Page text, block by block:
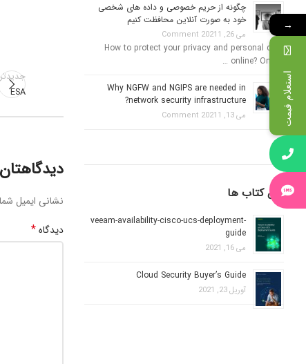
جدیدتر
ESA
نشانی ایمیل
دیدگاه*
چگونه از حریم خصوصی و داده های شخصی
خود به صورت آنلاین محافظت کنیم
می 26, 2021 1 Comment
How to protect your privacy and personal data
online? Online …
Why NGFW and NGIPS are needed in
network security infrastructure?
می 13, 2021 1 Comment
آخرین کتاب ها
veeam-availability-cisco-ucs-deployment-
guide
می 16, 2021
Cloud Security Buyer’s Guide
آوریل 23, 2021
→
استعلام قیمت